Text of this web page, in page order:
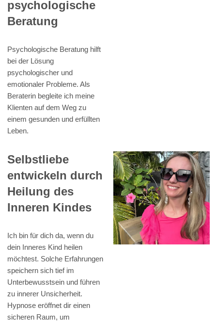
psychologische
Beratung
Psychologische Beratung hilft
bei der Lösung
psychologischer und
emotionaler Probleme. Als
Beraterin begleite ich meine
Klienten auf dem Weg zu
einem gesunden und erfüllten
Leben.
Selbstliebe
entwickeln durch
Heilung des
Inneren Kindes
Ich bin für dich da, wenn du
dein Inneres Kind heilen
möchtest. Solche Erfahrungen
speichern sich tief im
Unterbewusstsein und führen
zu innerer Unsicherheit.
Hypnose eröffnet dir einen
sicheren Raum, um